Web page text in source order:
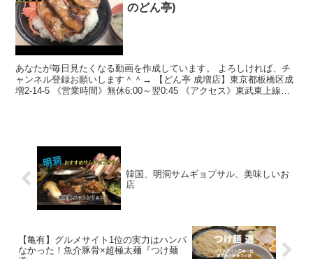
のどん亭)
あなたが毎日見たくなる動画を作成しています。 よろしければ、チ
ャンネル登録お願いします＾＾→ 【どん亭 成増店】東京都板橋区成
増2-14-5 《営業時間》無休6:00～翌0:45 《アクセス》東武東上線
韓国、明洞サムギョプサル、美味しいお
店
【亀有】グルメサイト1位の実力はハンパ
なかった！魚介豚骨×超極太麺『つけ麺